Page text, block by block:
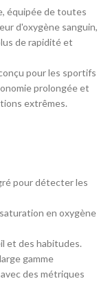
équipée de toutes
d'oxygène sanguin,
de rapidité et
pour les sportifs
prolongée et
extrêmes.
pour détecter les
en oxygène
et des habitudes.
gamme
des métriques